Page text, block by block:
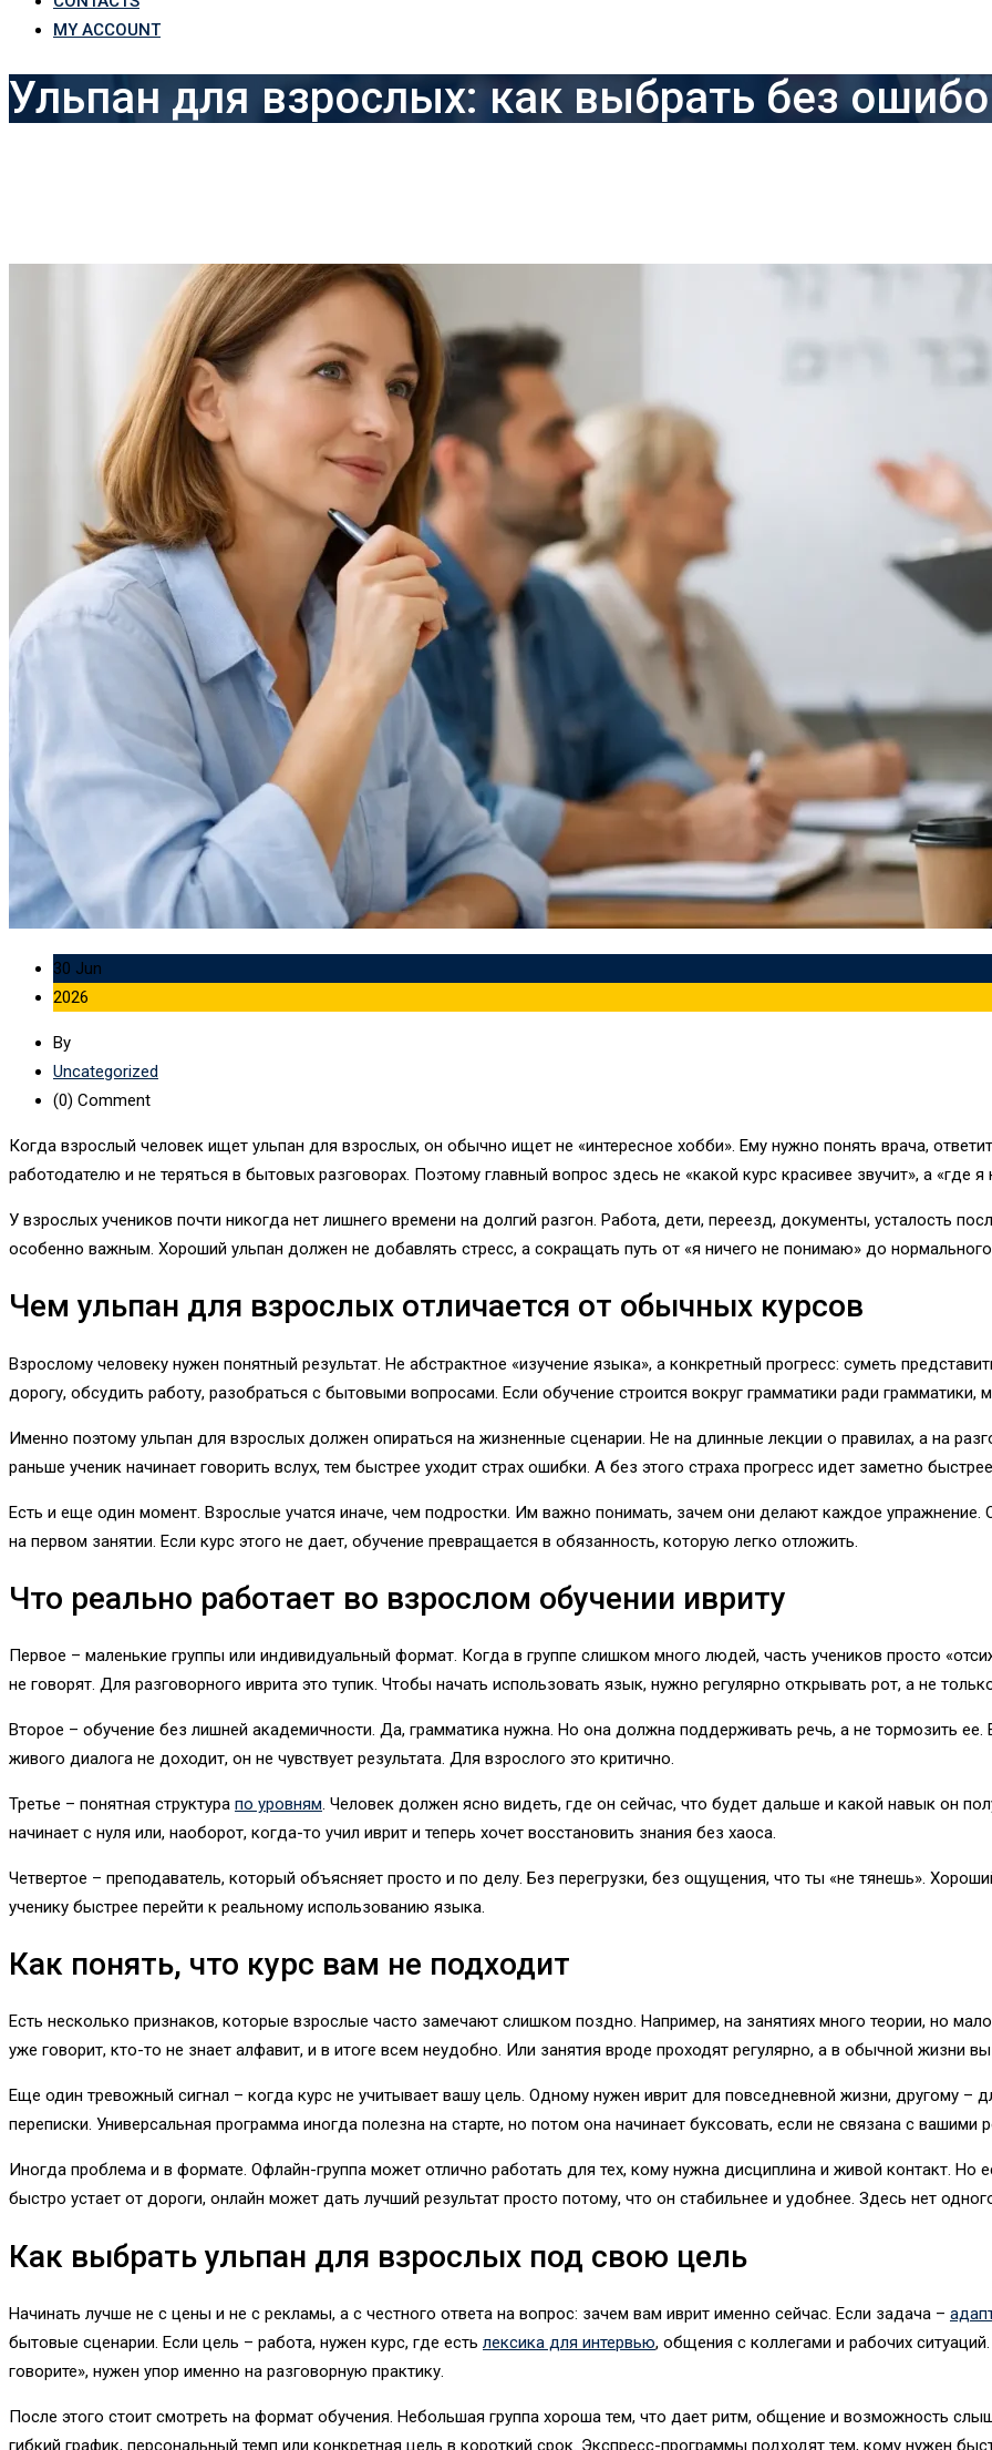
MY ACCOUNT
Ульпан для взрослых: как выбрать без
30 Jun
2026
By
Uncategorized
(0) Comment
Когда взрослый человек ищет ульпан для взрослых, он обычно ищет не «интересное хобби». Ему нужно понять врача,
работодателю и не теряться в бытовых разговорах. Поэтому главный вопрос здесь не «какой курс красивее звучит», а «где я
У взрослых учеников почти никогда нет лишнего времени на долгий разгон. Работа, дети, переезд, документы, усталость
особенно важным. Хороший ульпан должен не добавлять стресс, а сокращать путь от «я ничего не понимаю» до
Чем ульпан для взрослых отличается от обычных курсов
Взрослому человеку нужен понятный результат. Не абстрактное «изучение языка», а конкретный прогресс: суметь
дорогу, обсудить работу, разобраться с бытовыми вопросами. Если обучение строится вокруг грамматики ради грамматики,
Именно поэтому ульпан для взрослых должен опираться на жизненные сценарии. Не на длинные лекции о правилах, а на
раньше ученик начинает говорить вслух, тем быстрее уходит страх ошибки. А без этого страха прогресс идет заметно
Есть и еще один момент. Взрослые учатся иначе, чем подростки. Им важно понимать, зачем они делают каждое
на первом занятии. Если курс этого не дает, обучение превращается в обязанность, которую легко отложить.
Что реально работает во взрослом обучении ивриту
Первое – маленькие группы или индивидуальный формат. Когда в группе слишком много людей, часть учеников просто
не говорят. Для разговорного иврита это тупик. Чтобы начать использовать язык, нужно регулярно открывать рот, а не
Второе – обучение без лишней академичности. Да, грамматика нужна. Но она должна поддерживать речь, а не тормозить ее.
живого диалога не доходит, он не чувствует результата. Для взрослого это критично.
Третье – понятная структура по уровням. Человек должен ясно видеть, где он сейчас, что будет дальше и какой навык он
начинает с нуля или, наоборот, когда-то учил иврит и теперь хочет восстановить знания без хаоса.
Четвертое – преподаватель, который объясняет просто и по делу. Без перегрузки, без ощущения, что ты «не тянешь».
ученику быстрее перейти к реальному использованию языка.
Как понять, что курс вам не подходит
Есть несколько признаков, которые взрослые часто замечают слишком поздно. Например, на занятиях много теории, но
уже говорит, кто-то не знает алфавит, и в итоге всем неудобно. Или занятия вроде проходят регулярно, а в обычной жизни
Еще один тревожный сигнал – когда курс не учитывает вашу цель. Одному нужен иврит для повседневной жизни, другому –
переписки. Универсальная программа иногда полезна на старте, но потом она начинает буксовать, если не связана с вашими
Иногда проблема и в формате. Офлайн-группа может отлично работать для тех, кому нужна дисциплина и живой контакт. Но
быстро устает от дороги, онлайн может дать лучший результат просто потому, что он стабильнее и удобнее. Здесь нет
Как выбрать ульпан для взрослых под свою цель
Начинать лучше не с цены и не с рекламы, а с честного ответа на вопрос: зачем вам иврит именно сейчас. Если задача –
бытовые сценарии. Если цель – работа, нужен курс, где есть лексика для интервью, общения с коллегами и рабочих
говорите», нужен упор именно на разговорную практику.
После этого стоит смотреть на формат обучения. Небольшая группа хороша тем, что дает ритм, общение и возможность
гибкий график, персональный темп или конкретная цель в короткий срок. Экспресс-программы подходят тем, кому нужен